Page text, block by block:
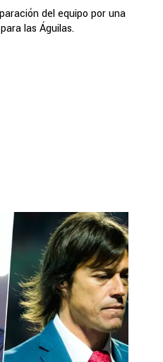
del equipo por una
las Águilas.